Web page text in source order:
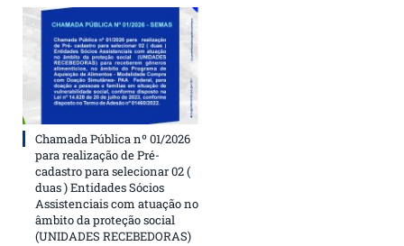
Chamada Pública nº 01/2026
para realização de Pré-
cadastro para selecionar 02 (
duas ) Entidades Sócios
Assistenciais com atuação no
âmbito da proteção social
(UNIDADES RECEBEDORAS)